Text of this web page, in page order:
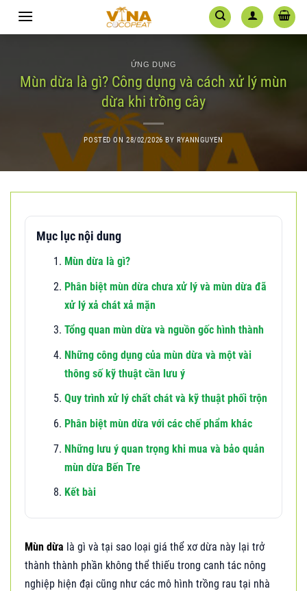
ỨNG DỤNG
Mùn dừa là gì? Công dụng và cách xử lý mùn
dừa khi trồng cây
POSTED ON28/02/2026BY RYANNGUYEN
Mục lục nội dung
Mùn dừa là gì?
Phân biệt mùn dừa chưa xử lý và mùn dừa đã
xử lý xả chát xả mặn
Tổng quan mùn dừa và nguồn gốc hình thành
Những công dụng của mùn dừa và một vài
thông số kỹ thuật cần lưu ý
Quy trình xử lý chất chát và kỹ thuật phối trộn
Phân biệt mùn dừa với các chế phẩm khác
Những lưu ý quan trọng khi mua và bảo quản
mùn dừa Bến Tre
Kết bài
Mùn dừa là gì và tại sao loại giá thể xơ dừa này lại trở
thành thành phần không thể thiếu trong canh tác nông
nghiệp hiện đại cũng như các mô hình trồng rau tại nhà